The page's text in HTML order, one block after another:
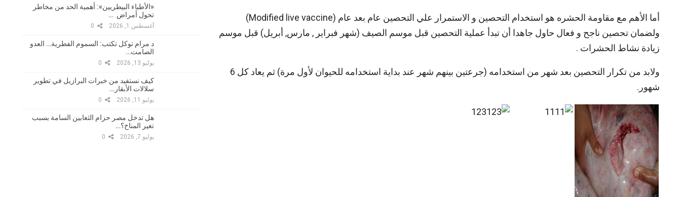
أما الأهم مع مقاومة الحشره هو استخدام التحصين و الاستمرار علي التحصين عام بعد عام (Modified live vaccine)
ولضمان تحصين ناجح و فعال حاول جاهدا أن تبدأ عملية التحصين قبل موسم الصيف (شهر فبراير , مارس, أبريل) قبل موسم
زيادة نشاط الحشرات .
ولابد من تكرار التحصين بعد شهر من استخدامه (جرعتين بينهم شهر عند بداية استخدامه للحيوان لأول مرة) ثم يعاد كل 6
شهور.
«الأطباء البيطريين»: أهمية الحد من مخاطر
تحول أمراض …
أغسطس 1, 2026
د مرام توكل تكتب: السموم الفطرية… العدو
الصامت…
يوليو 13, 2026
كيف نستفيد من خبرات البرازيل في تطوير
سلالات الأبقار…
يوليو 11, 2026
هل تدخل مصر حزام الثعابين السامة بسبب
تغير المناخ؟…
يوليو 7, 2026